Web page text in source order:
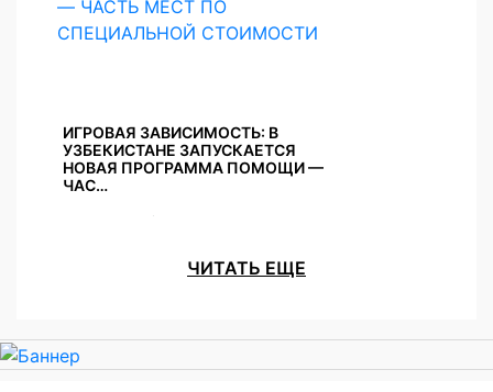
ИГРОВАЯ ЗАВИСИМОСТЬ: В
УЗБЕКИСТАНЕ ЗАПУСКАЕТСЯ
НОВАЯ ПРОГРАММА ПОМОЩИ —
ЧАС…
27 Июл 2026 /
ЧИТАТЬ ЕЩЕ